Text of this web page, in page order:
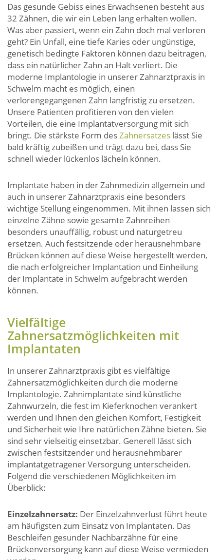
Das gesunde Gebiss eines Erwachsenen besteht aus
32 Zähnen, die wir ein Leben lang erhalten wollen.
Was aber passiert, wenn ein Zahn doch mal verloren
geht? Ein Unfall, eine tiefe Karies oder ungünstige,
genetisch bedingte Faktoren können dazu beitragen,
dass ein natürlicher Zahn an Halt verliert. Die
moderne Implantologie in unserer Zahnarztpraxis in
Schwelm macht es möglich, einen
verlorengegangenen Zahn langfristig zu ersetzen.
Unsere Patienten profitieren von den vielen
Vorteilen, die eine Implantatversorgung mit sich
bringt. Die stärkste Form desZahnersatzes lässt Sie
bald kräftig zubeißen und trägt dazu bei, dass Sie
schnell wieder lückenlos lächeln können.
Implantate haben in der Zahnmedizin allgemein und
auch in unserer Zahnarztpraxis eine besonders
wichtige Stellung eingenommen. Mit ihnen lassen sich
einzelne Zähne sowie gesamte Zahnreihen
besonders unauffällig, robust und naturgetreu
ersetzen. Auch festsitzende oder herausnehmbare
Brücken können auf diese Weise hergestellt werden,
die nach erfolgreicher Implantation und Einheilung
der Implantate in Schwelm aufgebracht werden
können.
Vielfältige
Zahnersatzmöglichkeiten mit
Implantaten
In unserer Zahnarztpraxis gibt es vielfältige
Zahnersatzmöglichkeiten durch die moderne
Implantologie. Zahnimplantate sind künstliche
Zahnwurzeln, die fest im Kieferknochen verankert
werden und Ihnen den gleichen Komfort, Festigkeit
und Sicherheit wie Ihre natürlichen Zähne bieten. Sie
sind sehr vielseitig einsetzbar. Generell lässt sich
zwischen festsitzender und herausnehmbarer
implantatgetragener Versorgung unterscheiden.
Folgend die verschiedenen Möglichkeiten im
Überblick:
Einzelzahnersatz: Der Einzelzahnverlust führt heute
am häufigsten zum Einsatz von Implantaten. Das
Beschleifen gesunder Nachbarzähne für eine
Brückenversorgung kann auf diese Weise vermieden